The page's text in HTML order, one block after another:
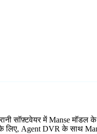
सॉफ़्टवेयर में Manse
लिए, Agent DVR के साथ